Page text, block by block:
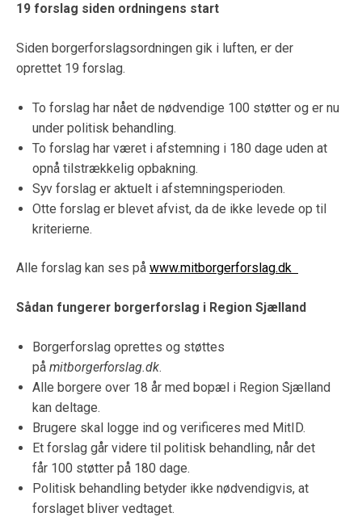
19 forslag siden ordningens start
Siden borgerforslagsordningen gik i luften, er der
oprettet 19 forslag.
To forslag har nået de nødvendige 100 støtter og er nu
under politisk behandling.
To forslag har været i afstemning i 180 dage uden at
opnå tilstrækkelig opbakning.
Syv forslag er aktuelt i afstemningsperioden.
Otte forslag er blevet afvist, da de ikke levede op til
kriterierne.
Alle forslag kan ses på www.mitborgerforslag.dk
Sådan fungerer borgerforslag i Region Sjælland
Borgerforslag oprettes og støttes
på mitborgerforslag.dk.
Alle borgere over 18 år med bopæl i Region Sjælland
kan deltage.
Brugere skal logge ind og verificeres med MitID.
Et forslag går videre til politisk behandling, når det
får 100 støtter på 180 dage.
Politisk behandling betyder ikke nødvendigvis, at
forslaget bliver vedtaget.